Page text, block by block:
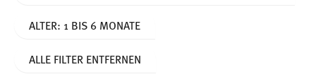
ALTER: 1 BIS 6 MONATE
ALLE FILTER ENTFERNEN